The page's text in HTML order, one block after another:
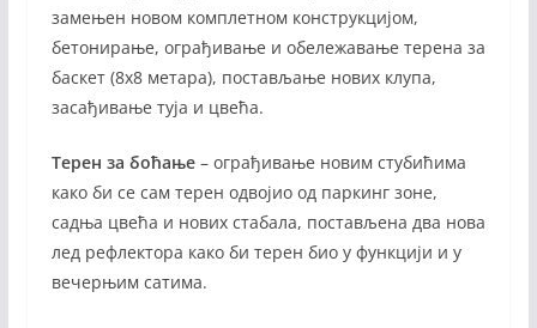
замењен новом комплетном конструкцијом,
бетонирање, ограђивање и обележавање терена за
баскет (8х8 метара), постављање нових клупа,
засађивање туја и цвећа.
Терен за боћање– ограђивање новим стубићима
како би се сам терен одвојио од паркинг зоне,
садња цвећа и нових стабала, постављена два нова
лед рефлектора како би терен био у функцији и у
вечерњим сатима.